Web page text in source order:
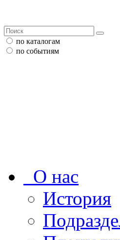
по каталогам
по событиям
О нас
История